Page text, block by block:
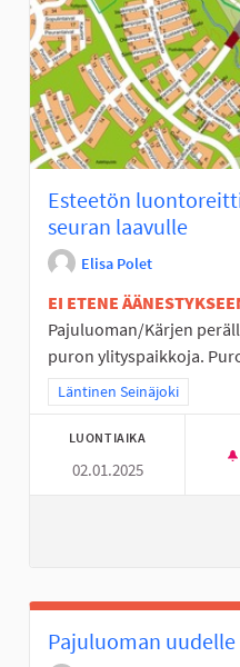
Esteetön
seuran laavulle
Elisa Polet
EI ETENE
Pajuluoman/Kärjen
puron ylityspaikkoja.
Rajaa tulokset teeman
Läntinen Seinäjoki
LUONTIAIKA
02.01.2025
Pajuluoman